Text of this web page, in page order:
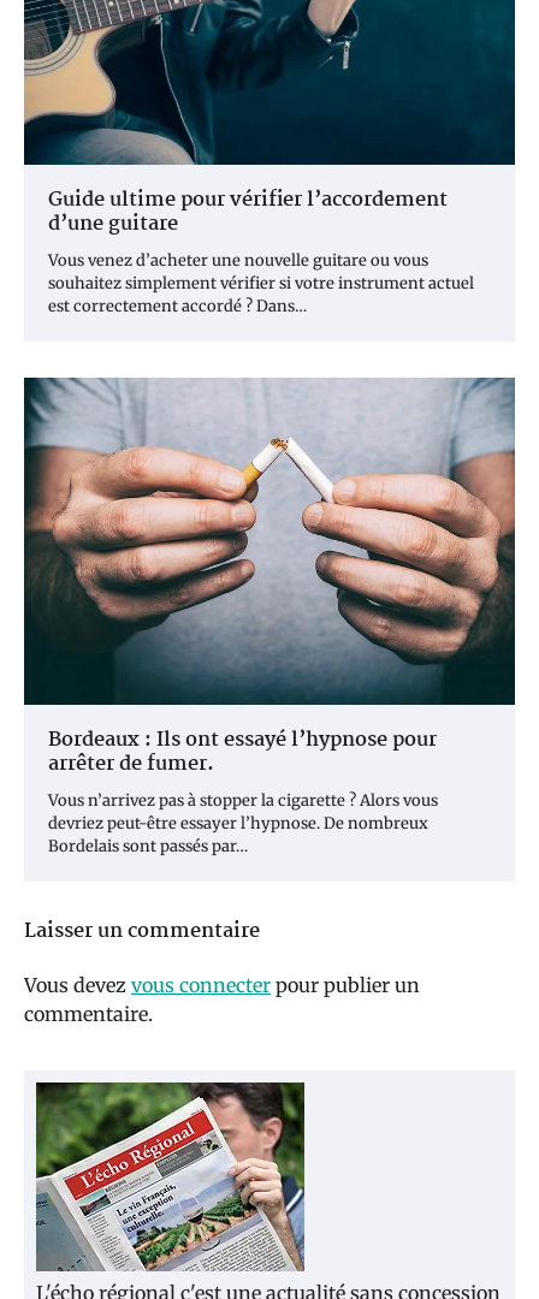
Guide ultime pour vérifier l’accordement
d’une guitare
Vous venez d’acheter une nouvelle guitare ou vous
souhaitez simplement vérifier si votre instrument actuel
est correctement accordé ? Dans…
Bordeaux : Ils ont essayé l’hypnose pour
arrêter de fumer.
Vous n’arrivez pas à stopper la cigarette ? Alors vous
devriez peut-être essayer l’hypnose. De nombreux
Bordelais sont passés par…
Laisser un commentaire
Vous devez vous connecter pour publier un
commentaire.
L'écho régional c'est une actualité sans concession